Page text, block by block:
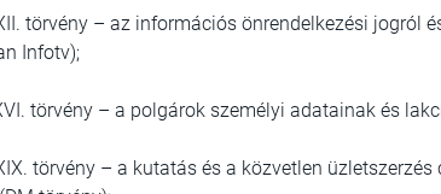
törvény – az információs önrendelkezési jogról
Infotv);
törvény – a polgárok személyi adatainak és
törvény – a kutatás és a közvetlen